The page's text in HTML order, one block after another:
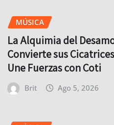
MÚSICA
La Alquimia del
Convierte sus
Une Fuerzas con Coti
Brit Ago 5, 2026